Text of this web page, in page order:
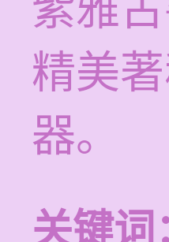
精美
器。
关键词